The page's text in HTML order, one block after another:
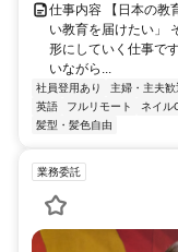
仕事内容 【日本の教
い教育を届けたい」
形にしていく仕事で
いながら...
社員登用あり 主婦・主夫歓
英語
フルリモート ネイル
髪型・髪色自由
業務委託